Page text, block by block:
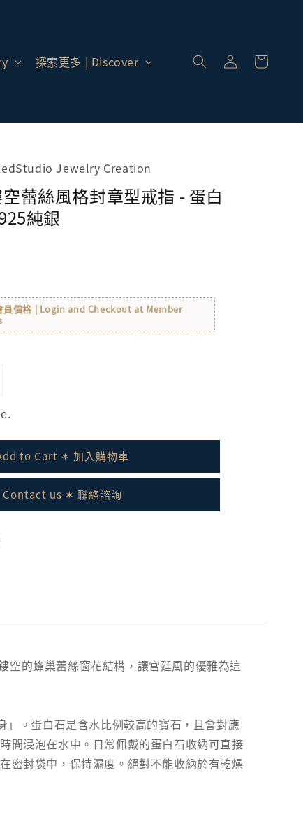
探索更多 | Discover
入 |
Log
Jewelry Creation
蕾絲風格封章型戒指 - 蛋白
純銀
員價格 | Login and Checkout at Member
to Cart ✶ 加入購物車
Contact us ✶ 聯絡諮詢
的蜂巢蕾絲窗花結構，讓宮廷風的優雅為這
。蛋白石是含水比例較高的寶石，且會對應
間浸泡在水中。日常佩戴的蛋白石收納可直接
密封袋中，保持濕度。絕對不能收納於有乾燥